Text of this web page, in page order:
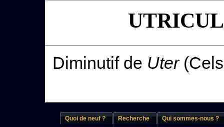
Diminutif de Uter
Quoi de neuf ? Recherche Qui sommes-nous ?